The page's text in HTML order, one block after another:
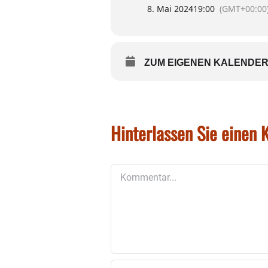
4.4 Antrag auf
Neubauer
Erschließung
15. Änderung des
Einleitungsbeschlusses
Mitteilungen des
8. Mai 202419:00
ZUM EIGENEN
Hinterlassen Sie einen